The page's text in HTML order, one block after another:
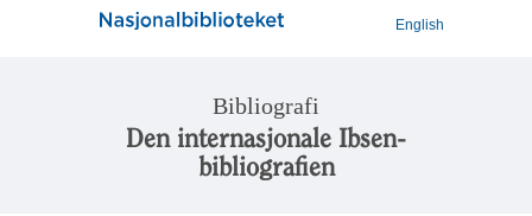
English
Bibliografi
Den internasjonale Ibsen-
bibliografien